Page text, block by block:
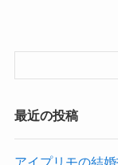
最近の投稿
アイプリモの結